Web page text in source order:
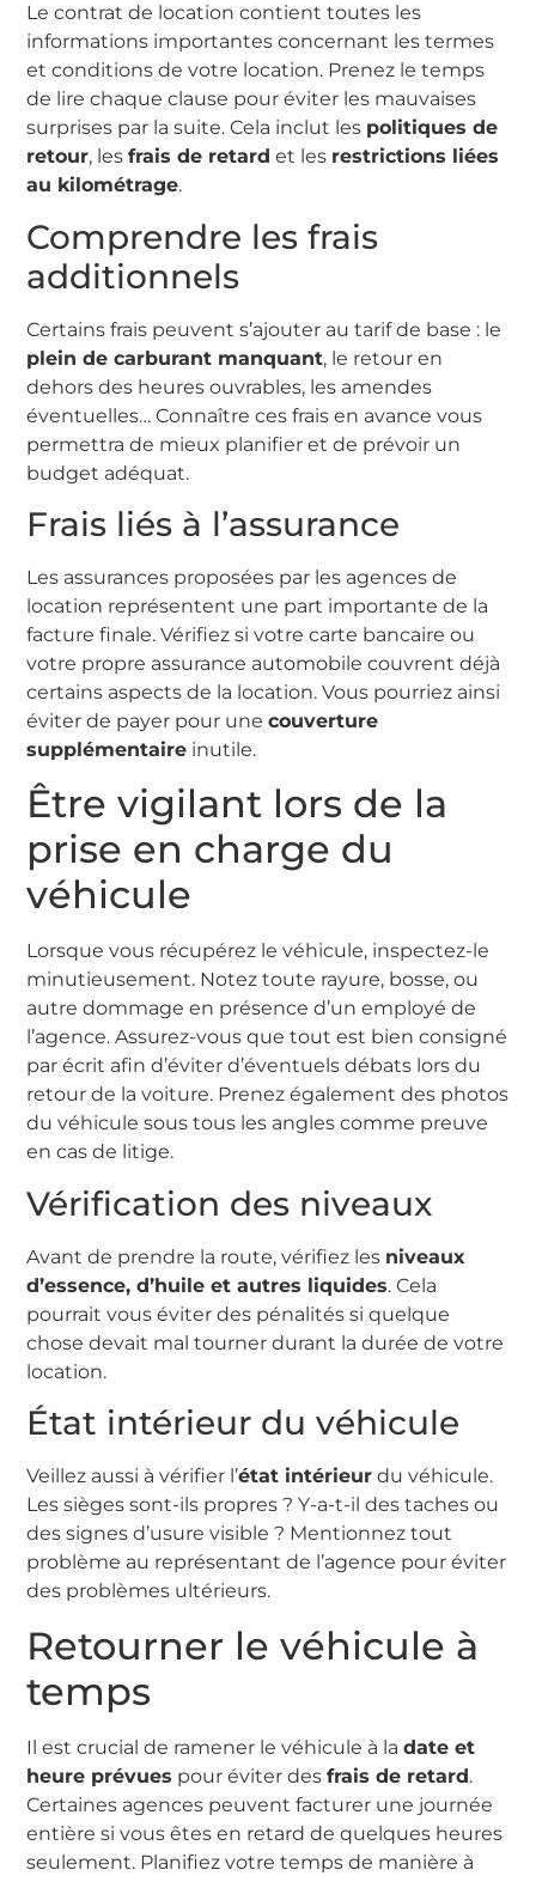
Le contrat de location contient toutes les
informations importantes concernant les termes
et conditions de votre location. Prenez le temps
de lire chaque clause pour éviter les mauvaises
surprises par la suite. Cela inclut les politiques de
retour, lesfrais de retard et les restrictions liées
au kilométrage.
Comprendre les frais
additionnels
Certains frais peuvent s’ajouter au tarif de base : le
plein de carburant manquant, le retour en
dehors des heures ouvrables, les amendes
éventuelles… Connaître ces frais en avance vous
permettra de mieux planifier et de prévoir un
budget adéquat.
Frais liés à l’assurance
Les assurances proposées par les agences de
location représentent une part importante de la
facture finale. Vérifiez si votre carte bancaire ou
votre propre assurance automobile couvrent déjà
certains aspects de la location. Vous pourriez ainsi
éviter de payer pour unecouverture
supplémentaire inutile.
Être vigilant lors de la
prise en charge du
véhicule
Lorsque vous récupérez le véhicule, inspectez-le
minutieusement. Notez toute rayure, bosse, ou
autre dommage en présence d’un employé de
l’agence. Assurez-vous que tout est bien consigné
par écrit afin d’éviter d’éventuels débats lors du
retour de la voiture. Prenez également des photos
du véhicule sous tous les angles comme preuve
en cas de litige.
Vérification des niveaux
Avant de prendre la route, vérifiez les niveaux
d’essence, d’huile et autres liquides. Cela
pourrait vous éviter des pénalités si quelque
chose devait mal tourner durant la durée de votre
location.
État intérieur du véhicule
Veillez aussi à vérifier l’état intérieur du véhicule.
Les sièges sont-ils propres ? Y-a-t-il des taches ou
des signes d’usure visible ? Mentionnez tout
problème au représentant de l’agence pour éviter
des problèmes ultérieurs.
Retourner le véhicule à
temps
Il est crucial de ramener le véhicule à ladate et
heure prévues pour éviter desfrais de retard.
Certaines agences peuvent facturer une journée
entière si vous êtes en retard de quelques heures
seulement. Planifiez votre temps de manière à